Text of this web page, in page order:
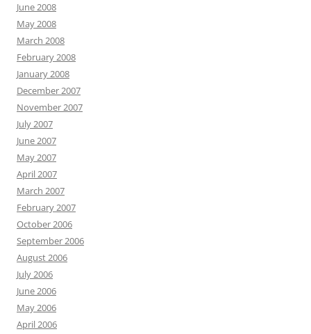
June 2008
May 2008
March 2008
February 2008
January 2008
December 2007
November 2007
July 2007
June 2007
May 2007
April 2007
March 2007
February 2007
October 2006
September 2006
August 2006
July 2006
June 2006
May 2006
April 2006